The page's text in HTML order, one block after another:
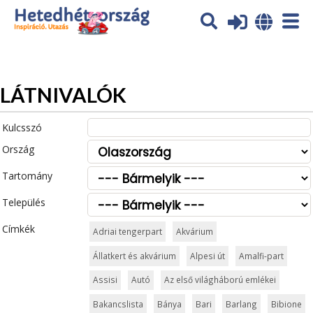
Az oldal sütiket (cookies) használ. További tájékoztatás itt:
Adatvédelmi tájékoztató
LÁTNIVALÓK
Kulcsszó
Ország
Tartomány
Település
Címkék
Adriai tengerpart Akvárium
Állatkert és akvárium Alpesi út Amalfi-part
Assisi Autó Az első világháború emlékei
Bakancslista Bánya Bari Barlang Bibione